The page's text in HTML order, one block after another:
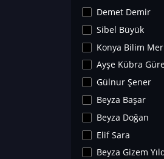
Astronomi ve
Noroloji
Matematik
Teknoloji
İklim Değişikliği
Arkeoloji
Kültür&Sanat
Yaşam Tavsiyeleri
Merakoloji
Demet Demir
Sibel Büyük
Konya Bilim
Ayşe Kübra
Gülnur Şener
Beyza Başar
Beyza Doğan
Elif Sara
Beyza Gizem